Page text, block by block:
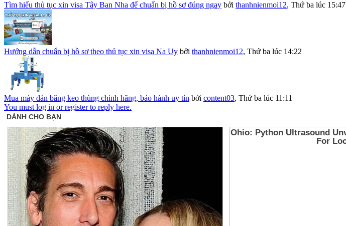
Tìm hiểu thủ tục xin visa Tây Ban Nha để chuẩn bị hồ sơ đúng ngay bởi thanhnienmoi12, Thứ ba lúc 15:47
Hướng dẫn chuẩn bị hồ sơ theo thủ tục xin visa Na Uy bởi thanhnienmoi12, Thứ ba lúc 14:22
Mua máy dán băng keo thùng chính hãng, bảo hành uy tín bởi content03, Thứ ba lúc 11:11
You must log in or register to reply here.